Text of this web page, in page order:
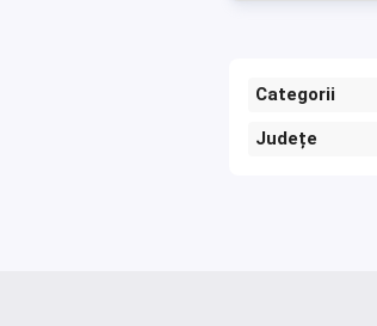
Categorii
Județe